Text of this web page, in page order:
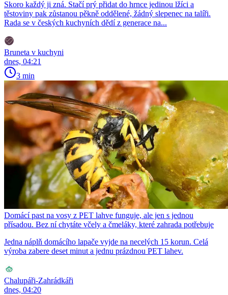
Skoro každý ji zná. Stačí prý přidat do hrnce jedinou lžíci a
těstoviny pak zůstanou pěkně oddělené, žádný slepenec na talíři.
Rada se v českých kuchyních dědí z generace na...
Bruneta v kuchyni
dnes, 04:21
3 min
Domácí past na vosy z PET lahve funguje, ale jen s jednou
přísadou. Bez ní chytáte včely a čmeláky, které zahrada potřebuje
Jedna náplň domácího lapače vyjde na necelých 15 korun. Celá
výroba zabere deset minut a jednu prázdnou PET lahev.
Chalupáři-Zahrádkáři
dnes, 04:20